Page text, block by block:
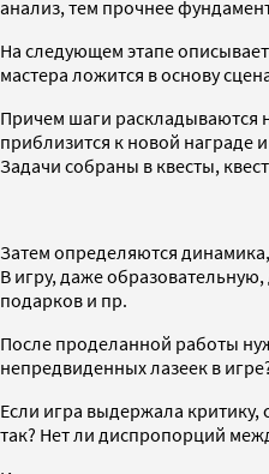
анализ, тем прочнее
На следующем этапе
мастера ложится в основу
Причем шаги раскладываются
приблизится к новой награде
Задачи собраны в квесты,
Затем определяются
В игру, даже
подарков и пр.
После проделанной работы
непредвиденных лазеек в
Если игра выдержала критику,
так? Нет ли диспропорций